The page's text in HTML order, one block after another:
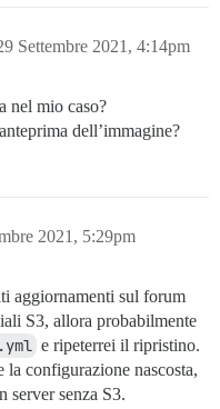
Settembre 2021, 4:14pm
nel mio caso?
dell’immagine?
2021, 5:29pm
aggiornamenti sul forum
S3, allora probabilmente
e ripeterrei il ripristino.
configurazione nascosta,
server senza S3.